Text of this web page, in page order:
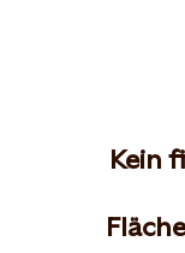
viele
Kein